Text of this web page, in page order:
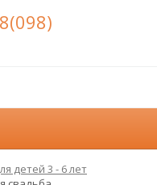
детей 3 - 6 лет